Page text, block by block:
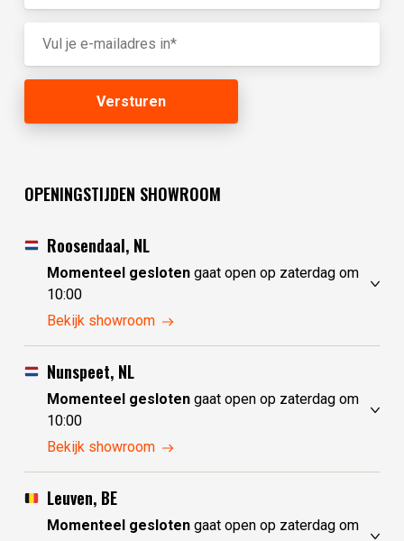
OPENINGSTIJDEN SHOWROOM
Roosendaal, NL
Momenteel geslotengaat open op zaterdag om
10:00
vrijdag
zaterdag
10:00 - 17:30
zondag
maandag
10:00 - 17:30
dinsdag
woensdag
Bekijk showroom
Nunspeet, NL
Momenteel geslotengaat open op zaterdag om
10:00
vrijdag
zaterdag
10:00 - 17:30
zondag
maandag
gesloten
Bekijk showroom
Leuven, BE
Momenteel geslotengaat open op zaterdag om